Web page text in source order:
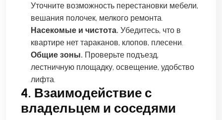
Уточните возможность перестановки мебели,
вешания полочек, мелкого ремонта.
Насекомые и чистота. Убедитесь, что в
квартире нет тараканов, клопов, плесени.
Общие зоны. Проверьте подъезд,
лестничную площадку, освещение, удобство
лифта.
4. Взаимодействие с
владельцем и соседями